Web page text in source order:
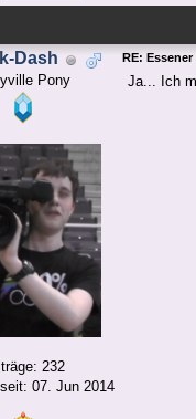
Dash
Pony
232
07. Jun 2014
RE: Essener
Ja... Ich